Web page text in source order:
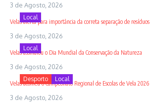
3 de Agosto, 2026
Local
Velas alerta para importância da correta separação de resíduos
3 de Agosto, 2026
Local
Velas assinalou o Dia Mundial da Conservação da Natureza
3 de Agosto, 2026
Desporto Local
Velas acolheu o Campeonato Regional de Escolas de Vela 2026
3 de Agosto, 2026